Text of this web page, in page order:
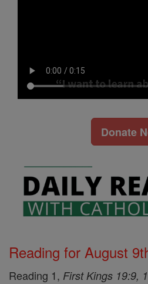
Donate
Reading for August
Reading 1, First Kings 19:9,